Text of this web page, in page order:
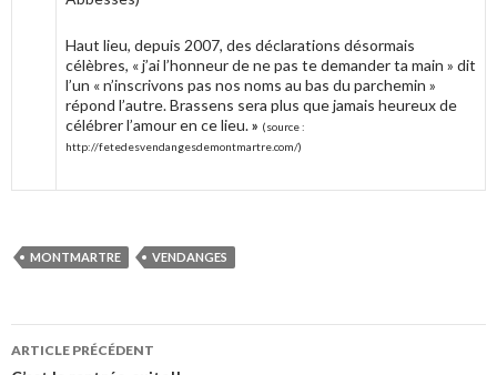
Haut lieu, depuis 2007, des déclarations désormais
célèbres, « j’ai l’honneur de ne pas te demander ta main » dit
l’un « n’inscrivons pas nos noms au bas du parchemin »
répond l’autre. Brassens sera plus que jamais heureux de
célébrer l’amour en ce lieu.» (source :
http://fetedesvendangesdemontmartre.com/)
MONTMARTRE VENDANGES
ARTICLE PRÉCÉDENT